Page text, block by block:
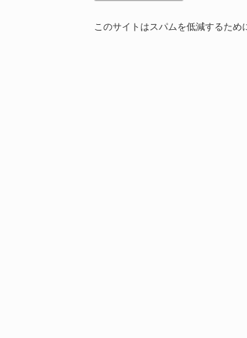
このサイトはスパムを低減するため